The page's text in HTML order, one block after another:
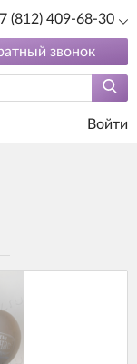
(812) 409-68-30
звонок
Войти